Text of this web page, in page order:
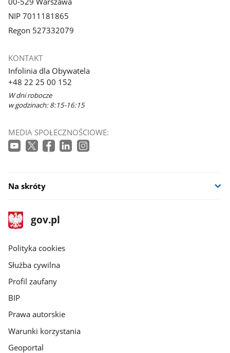
NIP 7011181865
Regon 527332079
KONTAKT
Infolinia dla Obywatela
+48 22 25 00 152
W dni robocze
w godzinach: 8:15-16:15
MEDIA SPOŁECZNOŚCIOWE:
Na skróty
stopka
gov.pl
Strona
gov.pl
gov.pl
Polityka cookies
Służba cywilna
Profil zaufany
BIP
Prawa autorskie
Warunki korzystania
Geoportal